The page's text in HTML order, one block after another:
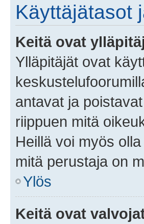
Käyttäjätasot
Keitä ovat
Ylläpitäjät ovat
antavat ja
riippuen mitä
Heillä voi myös
mitä perustaja on
Ylös
Keitä ovat